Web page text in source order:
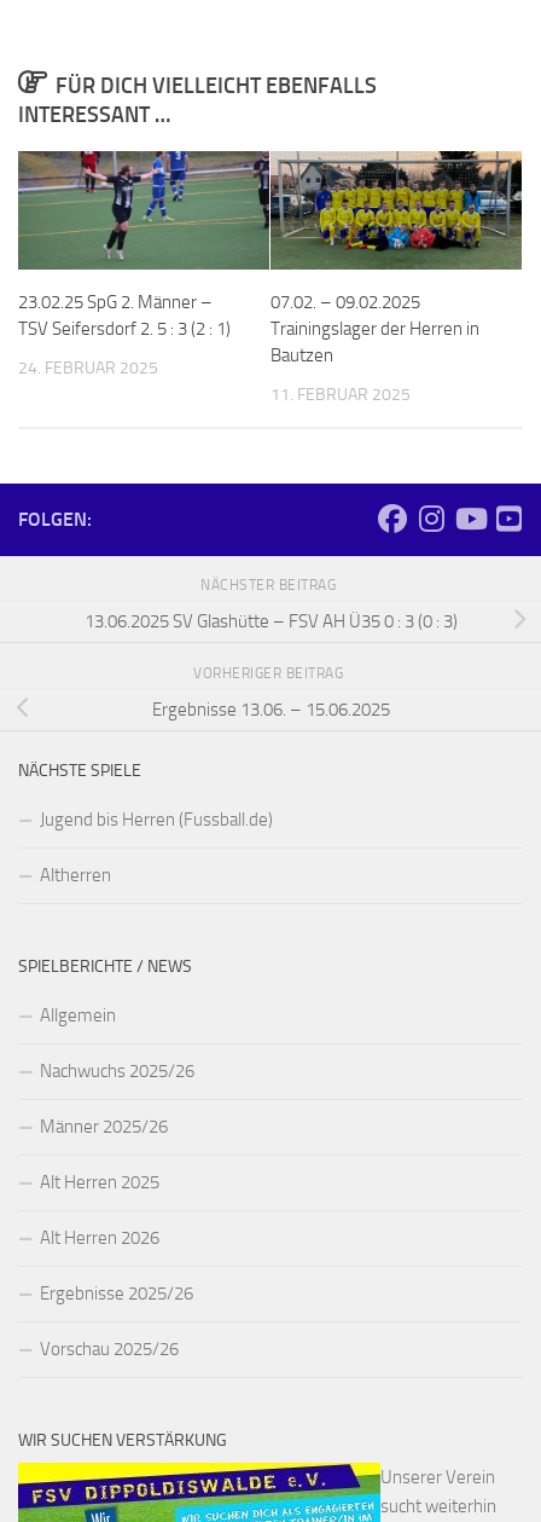
FÜR DICH VIELLEICHT EBENFALLS
INTERESSANT …
23.02.25 SpG 2. Männer –
TSV Seifersdorf 2. 5 : 3 (2 : 1)
24. FEBRUAR 2025
07.02. – 09.02.2025
Trainingslager der Herren in
Bautzen
11. FEBRUAR 2025
FOLGEN:
NÄCHSTER BEITRAG
13.06.2025 SV Glashütte – FSV AH Ü35 0 : 3 (0 : 3)
VORHERIGER BEITRAG
Ergebnisse 13.06. – 15.06.2025
NÄCHSTE SPIELE
Jugend bis Herren (Fussball.de)
Altherren
SPIELBERICHTE / NEWS
Allgemein
Nachwuchs 2025/26
Männer 2025/26
Alt Herren 2025
Alt Herren 2026
Ergebnisse 2025/26
Vorschau 2025/26
WIR SUCHEN VERSTÄRKUNG
Unserer Verein
sucht weiterhin